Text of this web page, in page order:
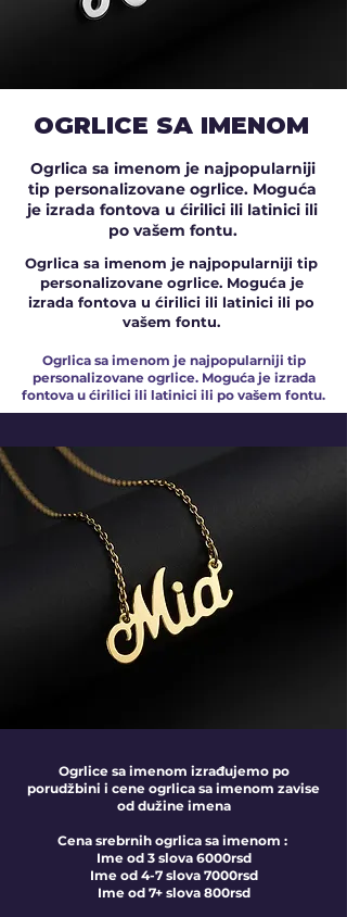
OGRLICE SA IMENOM
Ogrlica sa imenom je najpopularniji
tip personalizovane ogrlice. Moguća
je izrada fontova u ćirilici ili latinici ili
po vašem fontu.
Ogrlica sa imenom je najpopularniji tip
personalizovane ogrlice. Moguća je
izrada fontova u ćirilici ili latinici ili po
vašem fontu.
Ogrlica sa imenom je najpopularniji tip
personalizovane ogrlice. Moguća je izrada
fontova u ćirilici ili latinici ili po vašem fontu.
Ogrlice sa imenom izrađujemo po
porudžbini i cene ogrlica sa imenom zavise
od dužine imena
Cena srebrnih ogrlica sa imenom :
Ime od 3 slova 6000rsd
Ime od 4-7 slova 7000rsd
Ime od 7+ slova 800rsd